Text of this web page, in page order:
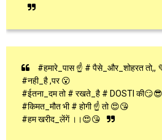
#हमारे_पास ☝ # पैसे_और_शोहरत तो,,
#नही_है ,पर 😮
#ईतना_दम तो # रखते_है # DOSTI
#किमत_मौत भी # होगी ☝ तो 😍😘
#हम खरीद_लेंगें ।।😍😘